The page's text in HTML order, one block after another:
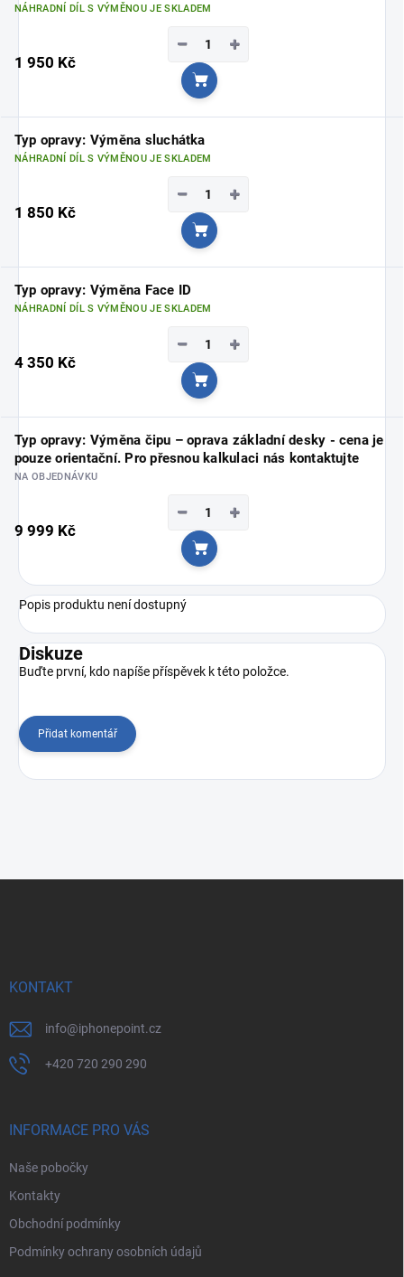
NÁHRADNÍ DÍL S VÝMĚNOU JE SKLADEM
1 950 Kč
+
−
Do košíku
Typ opravy: Výměna sluchátka
NÁHRADNÍ DÍL S VÝMĚNOU JE SKLADEM
1 850 Kč
+
−
Do košíku
Typ opravy: Výměna Face ID
NÁHRADNÍ DÍL S VÝMĚNOU JE SKLADEM
4 350 Kč
+
−
Do košíku
Typ opravy: Výměna čipu – oprava základní desky - cena je
pouze orientační. Pro přesnou kalkulaci nás kontaktujte
NA OBJEDNÁVKU
9 999 Kč
+
−
Do košíku
Popis produktu není dostupný
Diskuze
Buďte první, kdo napíše příspěvek k této položce.
Přidat komentář
KONTAKT
info@iphonepoint.cz
+420 720 290 290
INFORMACE PRO VÁS
Naše pobočky
Kontakty
Obchodní podmínky
Podmínky ochrany osobních údajů